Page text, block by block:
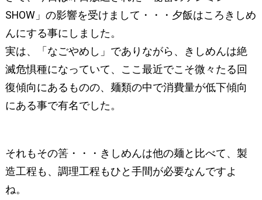
SHOW」の影響を受けまして・・・夕飯はころきしめ
んにする事にしました。
実は、「なごやめし」でありながら、きしめんは絶
滅危惧種になっていて、ここ最近でこそ微々たる回
復傾向にあるものの、麺類の中で消費量が低下傾向
にある事で有名でした。
それもその筈・・・きしめんは他の麺と比べて、製
造工程も、調理工程もひと手間が必要なんですよ
ね。